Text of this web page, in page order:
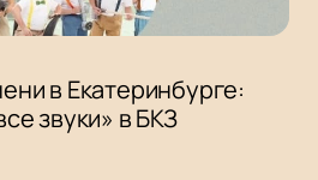
в Екатеринбурге:
звуки» в БКЗ